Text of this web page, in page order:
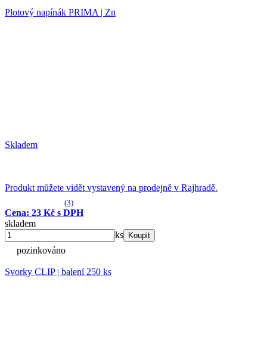
Plotový napínák PRIMA | Zn
Skladem
Produkt můžete vidět vystavený na prodejně v Rajhradě.
(3)
Cena: 23 Kč s DPH
skladem
ks
Koupit
pozinkováno
Svorky CLIP | balení 250 ks